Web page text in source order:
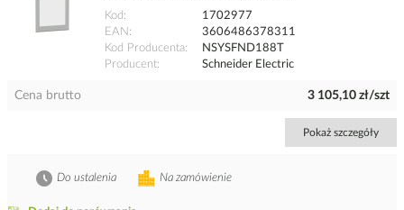
Kod
1702977
EAN
3606486378311
Kod Producenta
NSYSFND188T
Producent
Schneider Electric
Cena brutto 3 105,10 zł/szt
Pokaż szczegóły
Na zamówienie
Do ustalenia